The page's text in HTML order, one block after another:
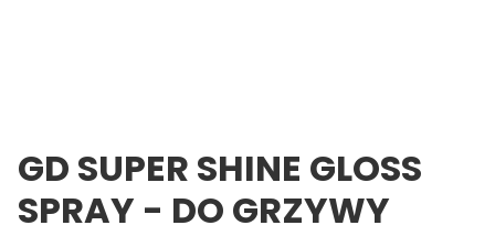
GD SUPER SHINE GLOSS
SPRAY - DO GRZYWY